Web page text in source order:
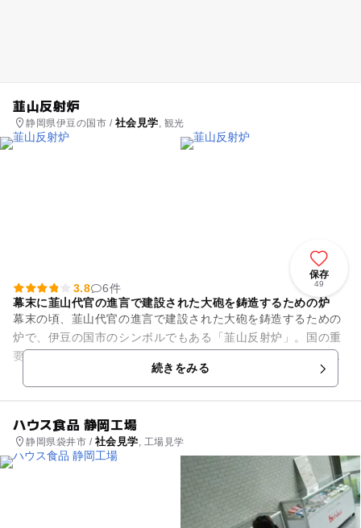
韮山反射炉
静岡県伊豆の国市 / 社会見学, 観光
保存
49
3.8
6件
幕末に韮山代官の進言で建設された大砲を鋳造するための炉
幕末の頃、韮山代官の進言で建設された大砲を鋳造するための
炉で、伊豆の国市のシンボルでもある「韮山反射炉」。国の重
要史跡に指定され、ほぼ完全な形で今もその姿を残していま
続きをみる
ハウス食品 静岡工場
静岡県袋井市 / 社会見学, 工場見学